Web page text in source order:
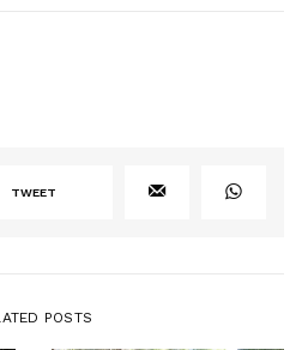
TWEET
POSTS